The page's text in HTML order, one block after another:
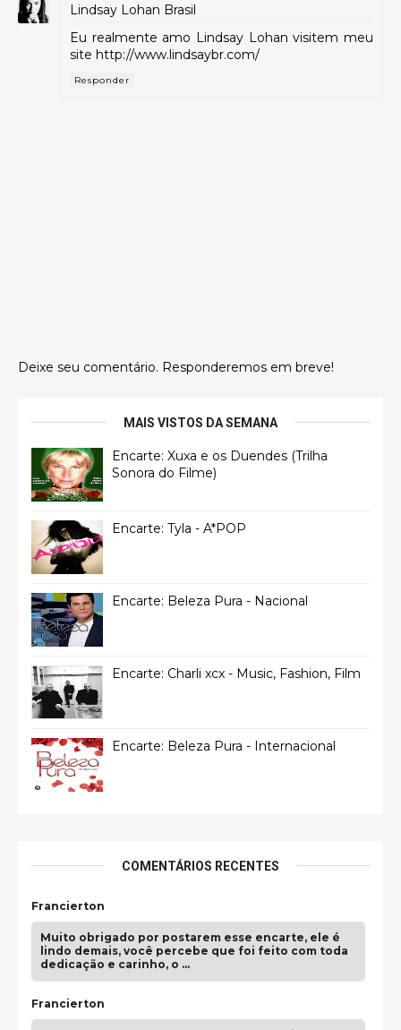
Lindsay Lohan Brasil
Eu realmente amo Lindsay Lohan visitem meu
site http://www.lindsaybr.com/
Responder
Deixe seu comentário. Responderemos em breve!
MAIS VISTOS DA SEMANA
Encarte: Xuxa e os Duendes (Trilha
Sonora do Filme)
Encarte: Tyla - A*POP
Encarte: Beleza Pura - Nacional
Encarte: Charli xcx - Music, Fashion, Film
Encarte: Beleza Pura - Internacional
COMENTÁRIOS RECENTES
Francierton
Muito obrigado por postarem esse encarte, ele é
lindo demais, você percebe que foi feito com toda
dedicação e carinho, o …
Francierton